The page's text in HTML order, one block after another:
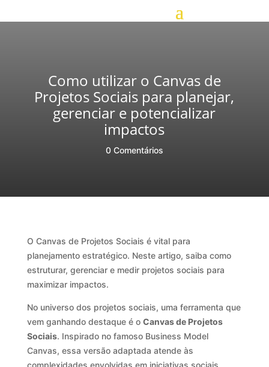
Como utilizar o Canvas de
Projetos Sociais para planejar,
gerenciar e potencializar
impactos
0 Comentários
O Canvas de Projetos Sociais é vital para
planejamento estratégico. Neste artigo, saiba como
estruturar, gerenciar e medir projetos sociais para
maximizar impactos.
No universo dos projetos sociais, uma ferramenta que
vem ganhando destaque é o Canvas de Projetos
Sociais. Inspirado no famoso Business Model
Canvas, essa versão adaptada atende às
complexidades envolvidas em iniciativas sociais,